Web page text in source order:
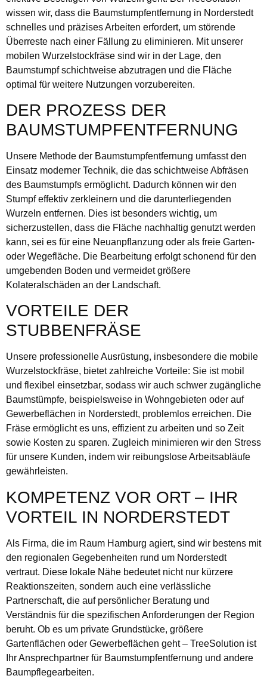
wissen wir, dass die Baumstumpfentfernung in Norderstedt
schnelles und präzises Arbeiten erfordert, um störende
Überreste nach einer Fällung zu eliminieren. Mit unserer
mobilen Wurzelstockfräse sind wir in der Lage, den
Baumstumpf schichtweise abzutragen und die Fläche
optimal für weitere Nutzungen vorzubereiten.
DER PROZESS DER
BAUMSTUMPFENTFERNUNG
Unsere Methode der Baumstumpfentfernung umfasst den
Einsatz moderner Technik, die das schichtweise Abfräsen
des Baumstumpfs ermöglicht. Dadurch können wir den
Stumpf effektiv zerkleinern und die darunterliegenden
Wurzeln entfernen. Dies ist besonders wichtig, um
sicherzustellen, dass die Fläche nachhaltig genutzt werden
kann, sei es für eine Neuanpflanzung oder als freie Garten-
oder Wegefläche. Die Bearbeitung erfolgt schonend für den
umgebenden Boden und vermeidet größere
Kolateralschäden an der Landschaft.
VORTEILE DER
STUBBENFRÄSE
Unsere professionelle Ausrüstung, insbesondere die mobile
Wurzelstockfräse, bietet zahlreiche Vorteile: Sie ist mobil
und flexibel einsetzbar, sodass wir auch schwer zugängliche
Baumstümpfe, beispielsweise in Wohngebieten oder auf
Gewerbeflächen in Norderstedt, problemlos erreichen. Die
Fräse ermöglicht es uns, effizient zu arbeiten und so Zeit
sowie Kosten zu sparen. Zugleich minimieren wir den Stress
für unsere Kunden, indem wir reibungslose Arbeitsabläufe
gewährleisten.
KOMPETENZ VOR ORT – IHR
VORTEIL IN NORDERSTEDT
Als Firma, die im Raum Hamburg agiert, sind wir bestens mit
den regionalen Gegebenheiten rund um Norderstedt
vertraut. Diese lokale Nähe bedeutet nicht nur kürzere
Reaktionszeiten, sondern auch eine verlässliche
Partnerschaft, die auf persönlicher Beratung und
Verständnis für die spezifischen Anforderungen der Region
beruht. Ob es um private Grundstücke, größere
Gartenflächen oder Gewerbeflächen geht – TreeSolution ist
Ihr Ansprechpartner für Baumstumpfentfernung und andere
Baumpflegearbeiten.